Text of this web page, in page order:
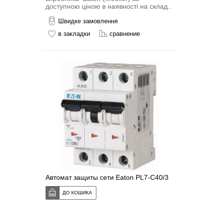
доступною ціною в наявності на склад..
Швидке замовлення
в закладки
сравнение
Автомат защиты сети Eaton PL7-C40/3